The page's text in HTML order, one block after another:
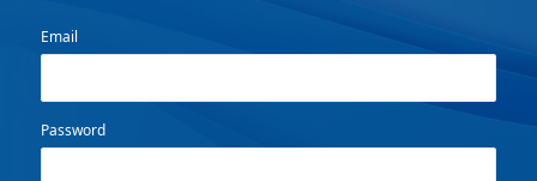
Email
Password